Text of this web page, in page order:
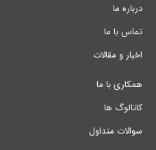
درباره ما
تماس با ما
اخبار و مقالات
همکاری با ما
کاتالوگ ها
سوالات متداول